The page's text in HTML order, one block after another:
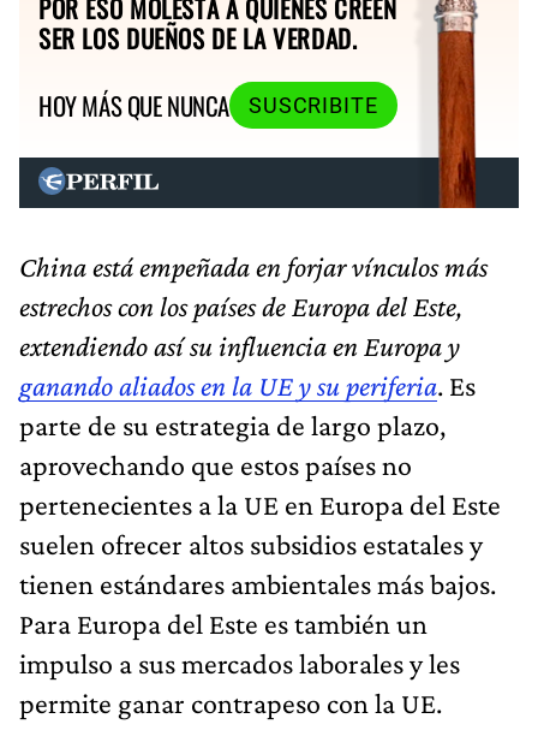
POR ESO MOLESTA A QUIENES CREEN
SER LOS DUEÑOS DE LA VERDAD.
HOY MÁS QUE NUNCA
SUSCRIBITE
China está empeñada en forjar vínculos más
estrechos con los países de Europa del Este,
extendiendo así su influencia en Europa y
ganando aliados en la UE y su periferia. Es
parte de su estrategia de largo plazo,
aprovechando que estos países no
pertenecientes a la UE en Europa del Este
suelen ofrecer altos subsidios estatales y
tienen estándares ambientales más bajos.
Para Europa del Este es también un
impulso a sus mercados laborales y les
permite ganar contrapeso con la UE.